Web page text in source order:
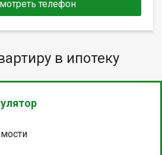
телефон
в ипотеку